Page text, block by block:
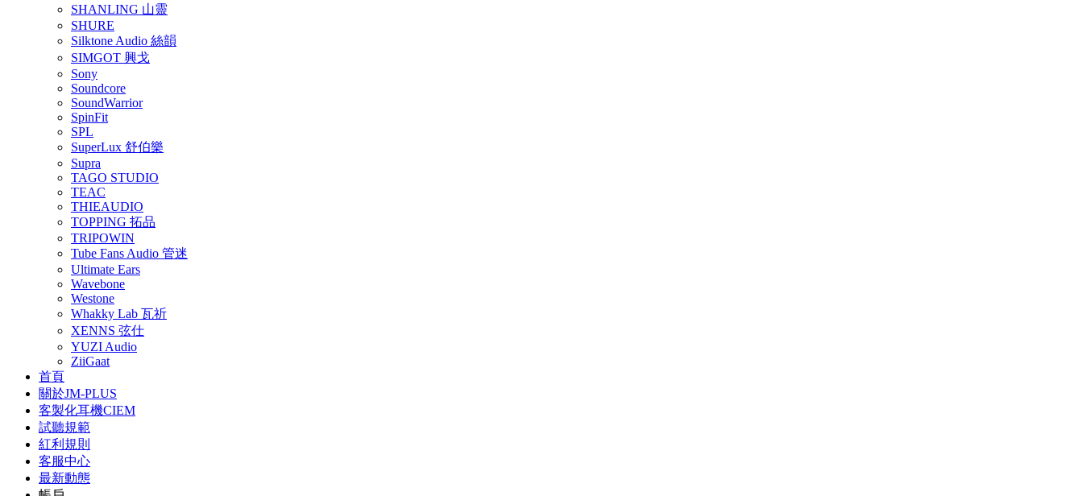
SHANLING 山靈
SHURE
Silktone Audio 絲韻
SIMGOT 興戈
Sony
Soundcore
SoundWarrior
SpinFit
SPL
SuperLux 舒伯樂
Supra
TAGO STUDIO
TEAC
THIEAUDIO
TOPPING 拓品
TRIPOWIN
Tube Fans Audio 管迷
Ultimate Ears
Wavebone
Westone
Whakky Lab 瓦祈
XENNS 弦仕
YUZI Audio
ZiiGaat
首頁
關於JM-PLUS
客製化耳機CIEM
試聽規範
紅利規則
客服中心
最新動態